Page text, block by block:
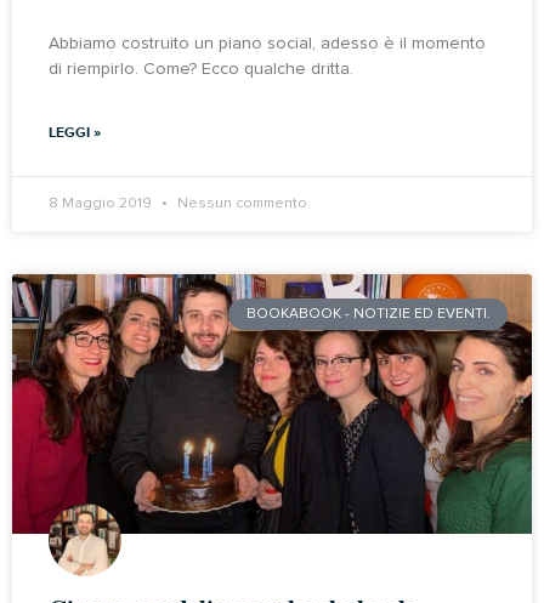
Abbiamo costruito un piano social, adesso è il momento
di riempirlo. Come? Ecco qualche dritta.
LEGGI »
8 Maggio 2019 Nessun commento
BOOKABOOK - NOTIZIE ED EVENTI.